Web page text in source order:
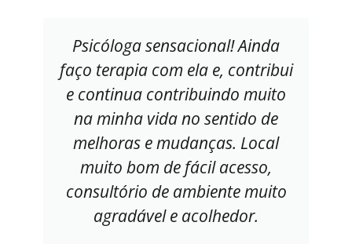
Psicóloga sensacional! Ainda
faço terapia com ela e, contribui
e continua contribuindo muito
na minha vida no sentido de
melhoras e mudanças. Local
muito bom de fácil acesso,
consultório de ambiente muito
agradável e acolhedor.